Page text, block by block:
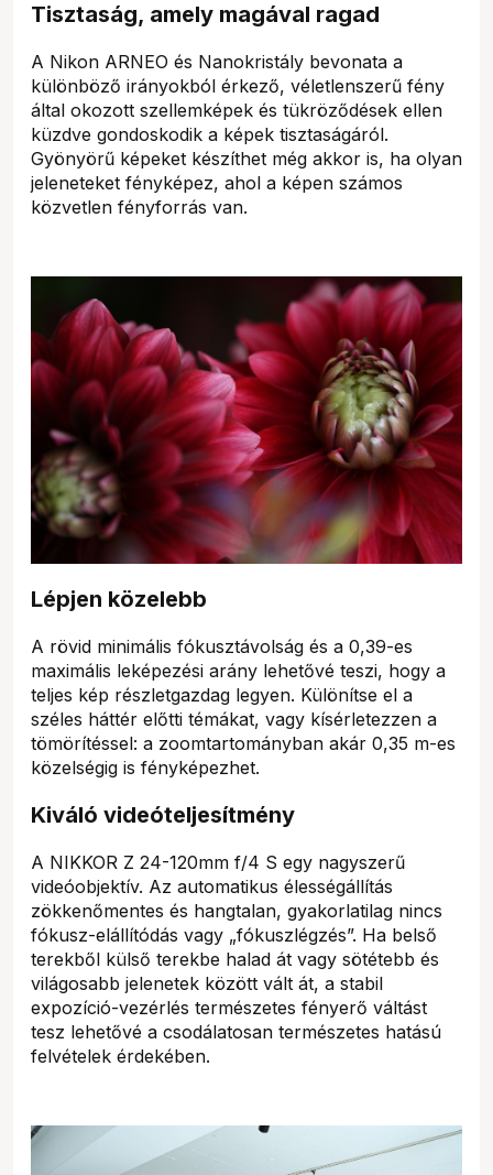
Tisztaság, amely magával ragad
A Nikon ARNEO és Nanokristály bevonata a
különböző irányokból érkező, véletlenszerű fény
által okozott szellemképek és tükröződések ellen
küzdve gondoskodik a képek tisztaságáról.
Gyönyörű képeket készíthet még akkor is, ha olyan
jeleneteket fényképez, ahol a képen számos
közvetlen fényforrás van.
Lépjen közelebb
A rövid minimális fókusztávolság és a 0,39-es
maximális leképezési arány lehetővé teszi, hogy a
teljes kép részletgazdag legyen. Különítse el a
széles háttér előtti témákat, vagy kísérletezzen a
tömörítéssel: a zoomtartományban akár 0,35 m-es
közelségig is fényképezhet.
Kiváló videóteljesítmény
A NIKKOR Z 24-120mm f/4 S egy nagyszerű
videóobjektív. Az automatikus élességállítás
zökkenőmentes és hangtalan, gyakorlatilag nincs
fókusz-elállítódás vagy „fókuszlégzés”. Ha belső
terekből külső terekbe halad át vagy sötétebb és
világosabb jelenetek között vált át, a stabil
expozíció-vezérlés természetes fényerő váltást
tesz lehetővé a csodálatosan természetes hatású
felvételek érdekében.